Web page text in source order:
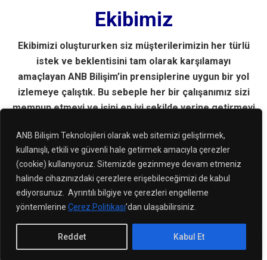
ANB Bilişim Teknolojileri olarak web sitemizi geliştirmek,
kullanışlı, etkili ve güvenli hale getirmek amacıyla çerezler
(cookie) kullanıyoruz. Sitemizde gezinmeye devam etmeniz
halinde cihazınızdaki çerezlere erişebileceğimizi de kabul
ediyorsunuz. Ayrıntılı bilgiye ve çerezleri engelleme
yöntemlerine Çerez Politikası’dan ulaşabilirsiniz.
Reddet Kabul Et
Ekibimiz
Ekibimizi oluştururken siz müşterilerimizin her türlü
istek ve beklentisini tam olarak karşılamayı
amaçlayan ANB Bilişim’in prensiplerine uygun bir yol
izlemeye çalıştık. Bu sebeple her bir çalışanımız sizi
memnun etmeyi ve işini en iyi şekilde yerine getirmeyi
Proje yöneticileri, yazılım mühendisleri, ar-ge
mühendisleri, iş analistleri, grafik tasarımcılar, sistem
ve veri tabanı yöneticileri barındıran takımımız genç
ve dinamik ancak alanında tecrübeli bireylerden
oluşmaktadır.